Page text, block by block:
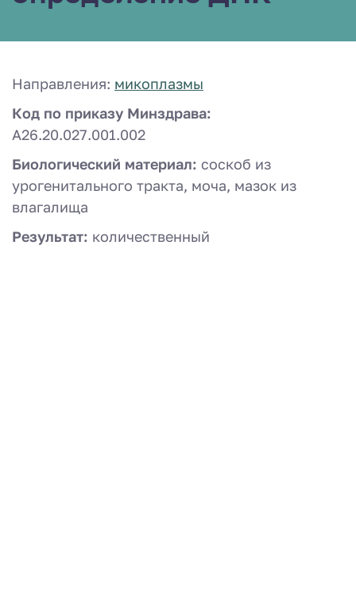
Направления: микоплазмы
Код по приказу Минздрава:
A26.20.027.001.002
Биологический материал: соскоб из
урогенитального тракта, моча, мазок из
влагалища
Результат: количественный